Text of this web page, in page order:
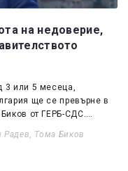
на недоверие,
3 или 5 месеца,
ще се превърне в
от ГЕРБ-СДС.…
Радев, Тома Биков